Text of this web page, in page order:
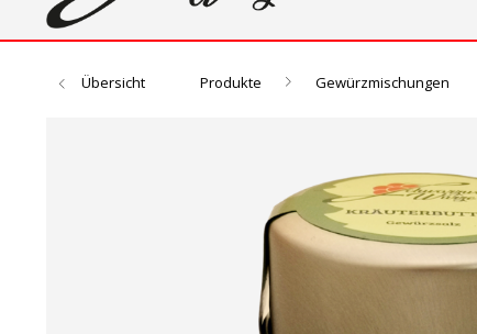
Übersicht Produkte Gewürzmischungen